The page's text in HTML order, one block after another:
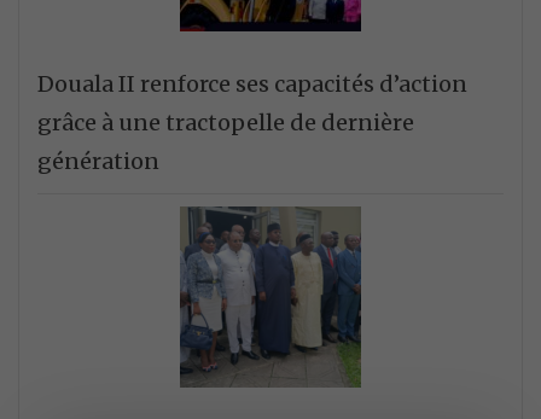
Douala II renforce ses capacités d’action
grâce à une tractopelle de dernière
génération